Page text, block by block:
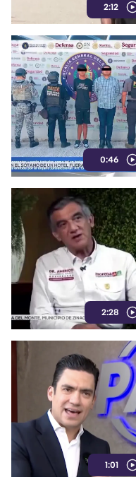
2:12
0:46
2:28
1:01